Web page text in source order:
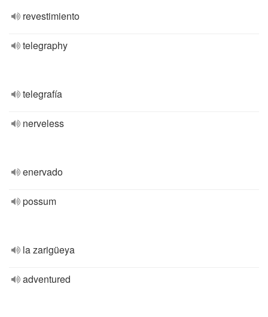
revestimiento
telegraphy
telegrafía
nerveless
enervado
possum
la zarigüeya
adventured